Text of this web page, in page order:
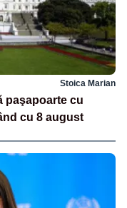
Stoica Marian
paşapoarte cu
cu 8 august